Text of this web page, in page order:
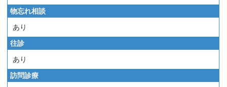
物忘れ相談
あり
往診
あり
訪問診療